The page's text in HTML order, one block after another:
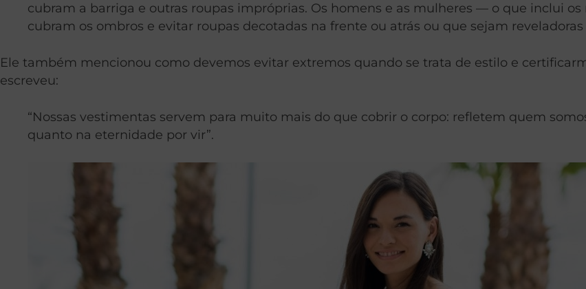
cubram a barriga e outras roupas impróprias. Os homens e as mulheres — o que inclui
cubram os ombros e evitar roupas decotadas na frente ou atrás ou que sejam
Ele também mencionou como devemos evitar extremos quando se trata de estilo e
escreveu:
“Nossas vestimentas servem para muito mais do que cobrir o corpo: refletem quem
quanto na eternidade por vir”.